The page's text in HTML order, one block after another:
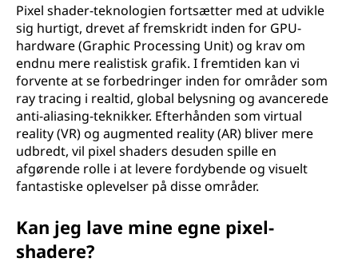
Pixel shader-teknologien fortsætter med at udvikle
sig hurtigt, drevet af fremskridt inden for GPU-
hardware (Graphic Processing Unit) og krav om
endnu mere realistisk grafik. I fremtiden kan vi
forvente at se forbedringer inden for områder som
ray tracing i realtid, global belysning og avancerede
anti-aliasing-teknikker. Efterhånden som virtual
reality (VR) og augmented reality (AR) bliver mere
udbredt, vil pixel shaders desuden spille en
afgørende rolle i at levere fordybende og visuelt
fantastiske oplevelser på disse områder.
Kan jeg lave mine egne pixel-
shadere?